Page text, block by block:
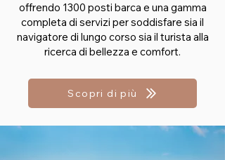
offrendo 1300 posti barca e una gamma
completa di servizi per soddisfare sia il
navigatore di lungo corso sia il turista alla
ricerca di bellezza e comfort.
Scopri di più